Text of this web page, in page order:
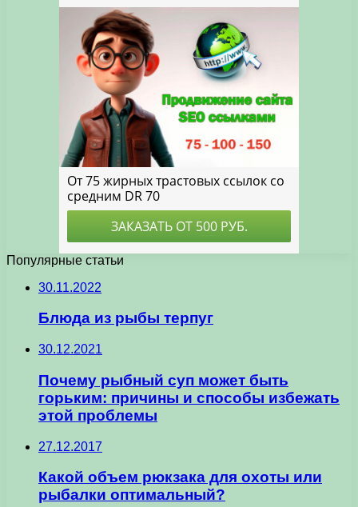
Популярные статьи
30.11.2022
Блюда из рыбы терпуг
30.12.2021
Почему рыбный суп может быть
горьким: причины и способы избежать
этой проблемы
27.12.2017
Какой объем рюкзака для охоты или
рыбалки оптимальный?